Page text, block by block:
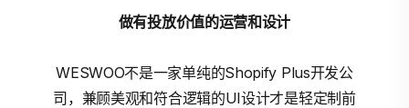
做有投放价值的运营和设计
WESWOO不是一家单纯的Shopify Plus开发公
司，兼顾美观和符合逻辑的UI设计才是轻定制前